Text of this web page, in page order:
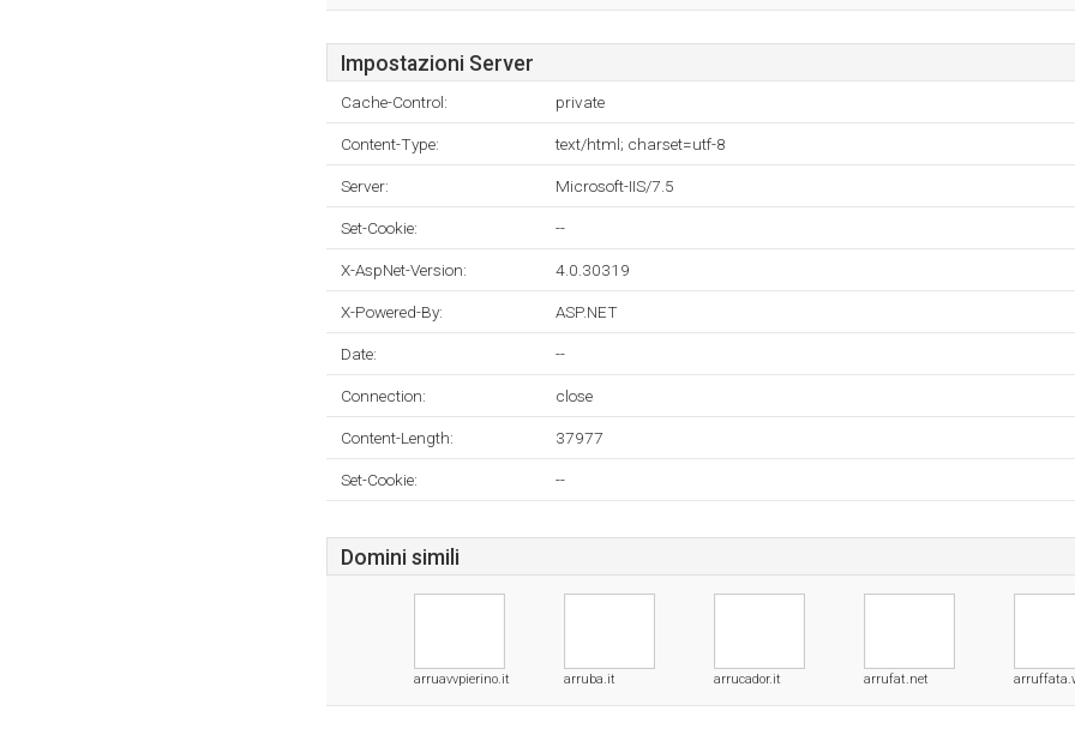
Impostazioni Server
Cache-Control: private
Content-Type: text/html; charset=utf-8
Server: Microsoft-IIS/7.5
Set-Cookie: --
X-AspNet-Version: 4.0.30319
X-Powered-By: ASP.NET
Date: --
Connection: close
Content-Length: 37977
Set-Cookie: --
Domini simili
arruavvpierino.it arruba.it arrucador.it arrufat.net